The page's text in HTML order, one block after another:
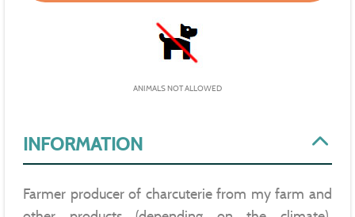
INFORMATION
Farmer producer of charcuterie from my farm and
ANIMALS NOT ALLOWED